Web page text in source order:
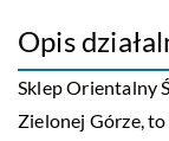
Opis
Sklep Orientalny
Zielonej Górze,